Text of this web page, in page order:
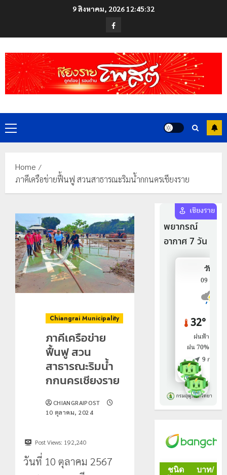
9 สิงหาคม, 2026 12:45:32
Facebook
Primary
Menu
Home
ภาคีเครือข่ายฟื้นฟู สวนสาธารณะริมน้ำกกนครเชียงราย
Chiangrai Municipality
ภาคีเครือข่าย
ฟื้นฟู สวน
สาธารณะริมน้ำ
กกนครเชียงราย
CHIANGRAIPOST
10 ตุลาคม, 2024
Post Views: 192,240
วันที่ 10 ตุลาคม 2567